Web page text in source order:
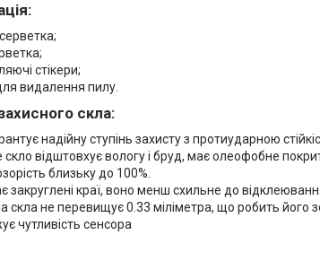
стікери;
видалення пилу.
скла:
надійну ступінь захисту з протиударною
скло відштовхує вологу і бруд, має олеофобне
близьку до 100%.
закруглені краї, воно менш схильне до
скла не перевищує 0.33 міліметра, що робить його
чутливість сенсора